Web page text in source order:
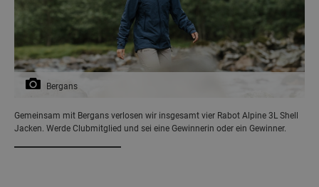
Bergans
Gemeinsam mit Bergans verlosen wir insgesamt vier Rabot Alpine 3L Shell
Jacken. Werde Clubmitglied und sei eine Gewinnerin oder ein Gewinner.